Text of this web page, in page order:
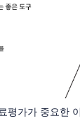
평가가 중요한